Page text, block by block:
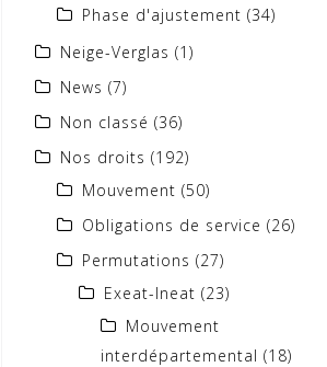
Phase d'ajustement (34)
Neige-Verglas (1)
News (7)
Non classé (36)
Nos droits (192)
Mouvement (50)
Obligations de service (26)
Permutations (27)
Exeat-Ineat (23)
Mouvement
interdépartemental (18)